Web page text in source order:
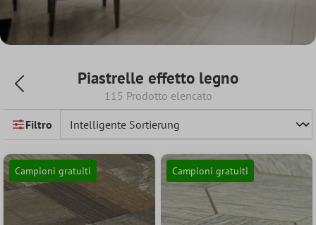
Piastrelle effetto legno
115 Prodotto elencato
Filtro
Campioni gratuiti Campioni gratuiti